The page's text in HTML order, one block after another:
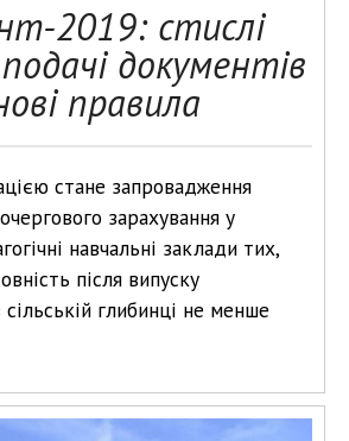
2019: стислі
документів
правила
стане запровадження
зарахування у
навчальні заклади тих,
після випуску
глибинці не менше